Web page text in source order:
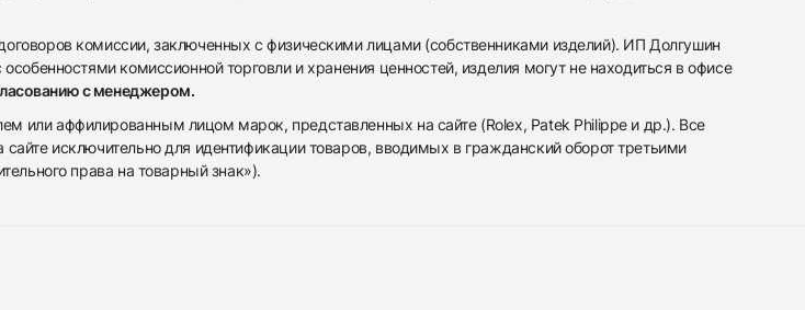
комиссии, заключенных с физическими лицами (собственниками изделий). ИП Долгушин
комиссионной торговли и хранения ценностей, изделия могут не находиться в офисе
с менеджером.
или аффилированным лицом марок, представленных на сайте (Rolex, Patek Philippe и др.). Все
исключительно для идентификации товаров, вводимых в гражданский оборот третьими
права на товарный знак»).